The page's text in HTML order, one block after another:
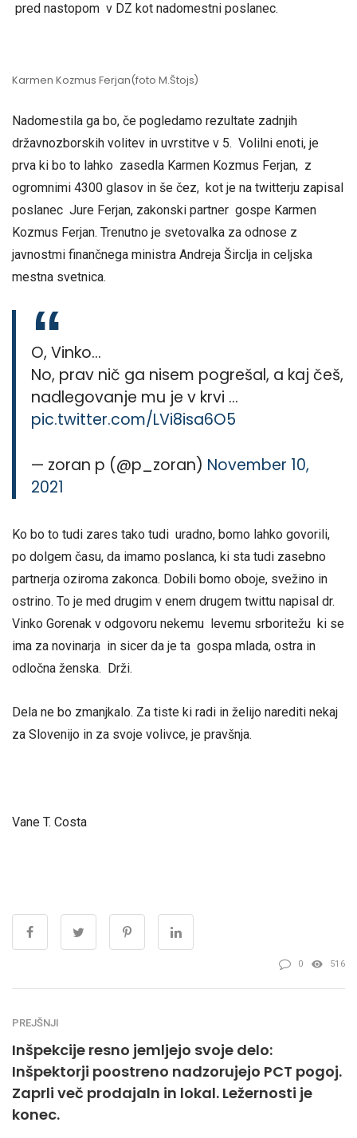
pred nastopom v DZ kot nadomestni poslanec.
Karmen Kozmus Ferjan(foto M.Štojs)
Nadomestila ga bo, če pogledamo rezultate zadnjih
državnozborskih volitev in uvrstitve v 5. Volilni enoti, je
prva ki bo to lahko zasedla Karmen Kozmus Ferjan, z
ogromnimi 4300 glasov in še čez, kot je na twitterju zapisal
poslanec Jure Ferjan, zakonski partner gospe Karmen
Kozmus Ferjan. Trenutno je svetovalka za odnose z
javnostmi finančnega ministra Andreja Širclja in celjska
mestna svetnica.
O, Vinko…
No, prav nič ga nisem pogrešal, a kaj češ,
nadlegovanje mu je v krvi …
pic.twitter.com/LVi8isa6O5
— zoran p (@p_zoran) November 10,
2021
Ko bo to tudi zares tako tudi uradno, bomo lahko govorili,
po dolgem času, da imamo poslanca, ki sta tudi zasebno
partnerja oziroma zakonca. Dobili bomo oboje, svežino in
ostrino. To je med drugim v enem drugem twittu napisal dr.
Vinko Gorenak v odgovoru nekemu levemu srboritežu ki se
ima za novinarja in sicer da je ta gospa mlada, ostra in
odločna ženska. Drži.
Dela ne bo zmanjkalo. Za tiste ki radi in želijo narediti nekaj
za Slovenijo in za svoje volivce, je pravšnja.
Vane T. Costa
0 516
PREJŠNJI
Inšpekcije resno jemljejo svoje delo:
Inšpektorji poostreno nadzorujejo PCT pogoj.
Zaprli več prodajaln in lokal. Ležernosti je
konec.